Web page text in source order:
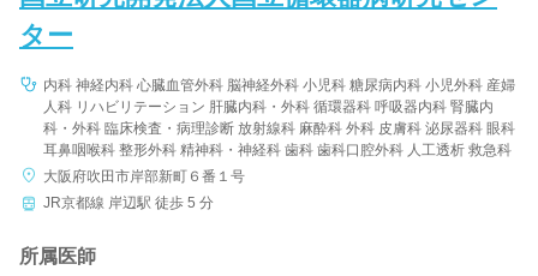
病名 / 診療科目
病院名
ター
内科 神経内科 心臓血管外科 脳神経外科 小児科 糖尿病内科 小児外科 産婦
人科 リハビリテーション 肝臓内科・外科 循環器科 呼吸器内科 腎臓内
科・外科 臨床検査・病理診断 放射線科 麻酔科 外科 皮膚科 泌尿器科 眼科
耳鼻咽喉科 整形外科 精神科・神経科 歯科 歯科口腔外科 人工透析 救急科
大阪府吹田市岸部新町６番１号
JR京都線 岸辺駅 徒歩 5 分
所属医師